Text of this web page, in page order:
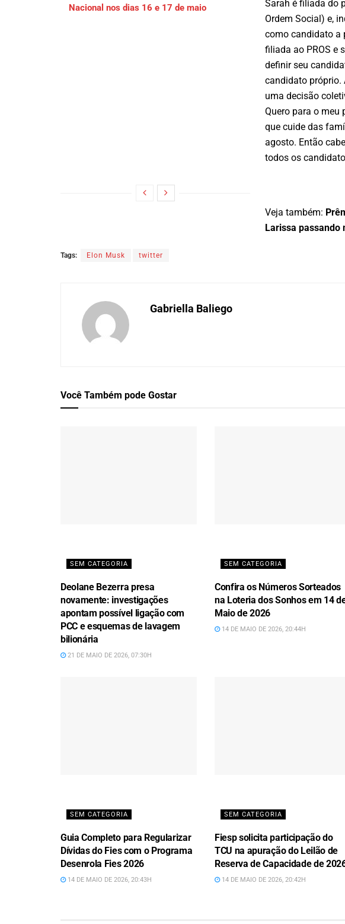
Nacional nos dias 16 e 17 de maio
Sarah é filiada do
Ordem Social) e,
como candidato a
filiada ao PROS e
definir seu
candidato próprio.
uma decisão
Quero para o meu
que cuide das
agosto. Então
todos os
Veja também:
Larissa passando
Tags: Elon Musk twitter
Gabriella Baliego
Você Também pode Gostar
SEM CATEGORIA
Deolane Bezerra presa
novamente: investigações
apontam possível ligação com
PCC e esquemas de lavagem
bilionária
21 DE MAIO DE 2026, 07:30H
SEM CATEGORIA
Confira os Números Sorteados
na Loteria dos Sonhos em 14
Maio de 2026
14 DE MAIO DE 2026, 20:44H
SEM CATEGORIA
Guia Completo para Regularizar
Dívidas do Fies com o Programa
Desenrola Fies 2026
14 DE MAIO DE 2026, 20:43H
SEM CATEGORIA
Fiesp solicita participação do
TCU na apuração do Leilão de
Reserva de Capacidade de
14 DE MAIO DE 2026, 20:42H